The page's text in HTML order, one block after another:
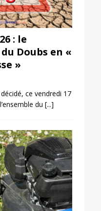
: le
Doubs en «
»
ce vendredi 17
du [...]